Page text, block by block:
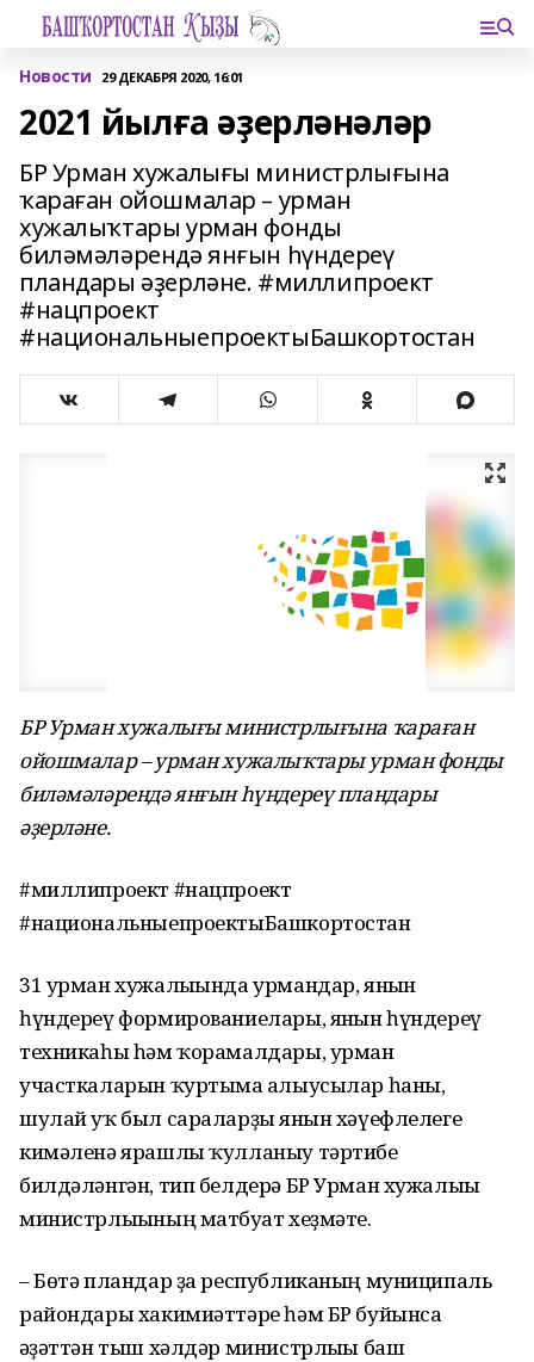
Новости 29 ДЕКАБРЯ 2020, 16:01
2021 йылға әҙерләнәләр
БР Урман хужалығы министрлығына
ҡараған ойошмалар – урман
хужалыҡтары урман фонды
биләмәләрендә янғын һүндереү
пландары әҙерләне. #миллипроект
#нацпроект
#национальныепроектыБашкортостан
БР Урман хужалығы министрлығына ҡараған
ойошмалар – урман хужалыҡтары урман фонды
биләмәләрендә янғын һүндереү пландары
әҙерләне.
#миллипроект #нацпроект
#национальныепроектыБашкортостан
31 урман хужалығында урмандар, янғын
һүндереү формированиелары, янғын һүндереү
техникаһы һәм ҡорамалдары, урман
участкаларын ҡуртымға алыусылар һаны,
шулай уҡ был сараларҙы янғын хәүефлелеге
кимәленә ярашлы ҡулланыу тәртибе
билдәләнгән, тип белдерә БР Урман хужалығы
министрлығының матбуғат хеҙмәте.
– Бөтә пландар ҙа республиканың муниципаль
райондары хакимиәттәре һәм БР буйынса
ғәҙәттән тыш хәлдәр министрлығы баш